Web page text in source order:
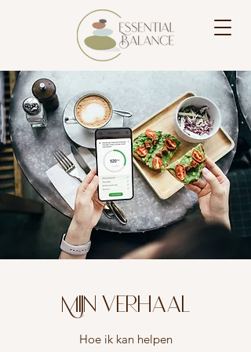
Mijn verhaal
Hoe ik kan helpen